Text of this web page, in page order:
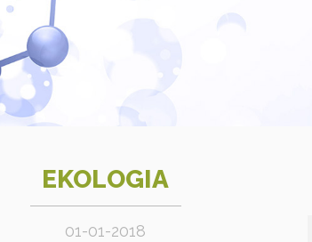
EKOLOGIA
01-01-2018